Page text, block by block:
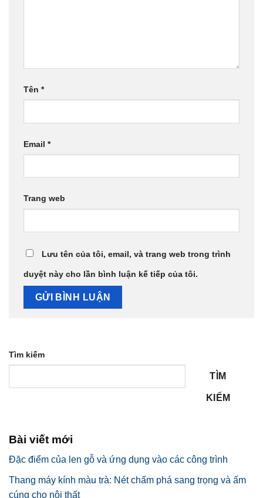
Tên *
Email *
Trang web
Lưu tên của tôi, email, và trang web trong trình
duyệt này cho lần bình luận kế tiếp của tôi.
Tìm kiếm
TÌM
KIẾM
Bài viết mới
Đặc điểm của len gỗ và ứng dụng vào các công trình
Thang máy kính màu trà: Nét chấm phá sang trọng và ấm
cúng cho nội thất